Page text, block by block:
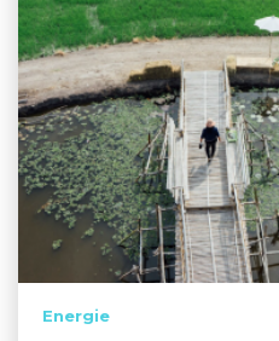
Energie